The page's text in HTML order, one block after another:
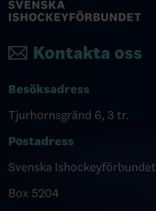
Kontakta oss
Besöksadress
Tjurhornsgränd 6, 3 tr.
Postadress
Svenska Ishockeyförbundet
Box 5204